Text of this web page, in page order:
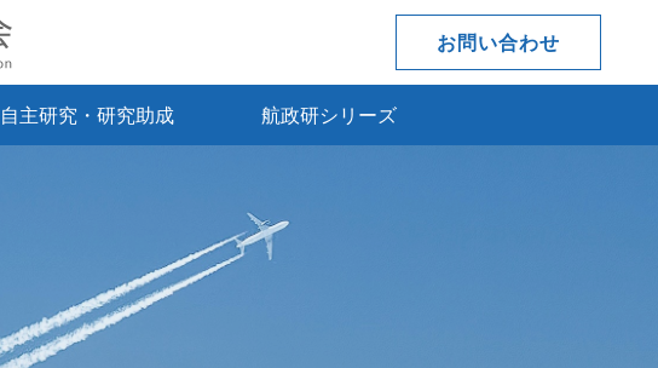
お問い合わせ
自主研究・研究助成 航政研シリーズ